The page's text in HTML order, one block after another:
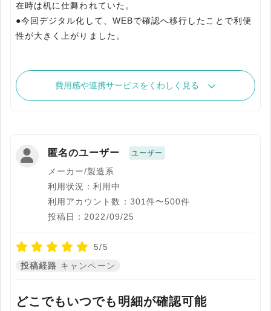
在時は机に仕舞われていた。
●今回デジタル化して、WEBで確認へ移行したことで利便
性が大きく上がりました。
費用感や連携サービスをくわしく見る
匿名のユーザー ユーザー
メーカー/製造系
利用状況：利用中
利用アカウント数：301件〜500件
投稿日：2022/09/25
5/5
投稿経路 キャンペーン
どこでもいつでも明細が確認可能